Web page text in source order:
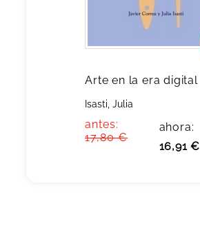
Arte en la era digital
Isasti, Julia
antes:
17,80 €
ahora:
16,91 €